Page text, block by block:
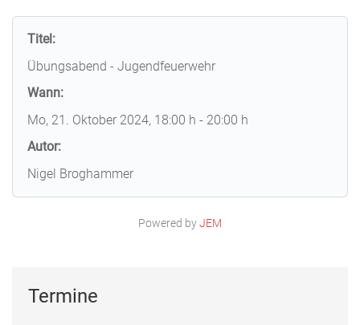
Titel:
Übungsabend - Jugendfeuerwehr
Wann:
Mo, 21. Oktober 2024, 18:00 h - 20:00 h
Autor:
Nigel Broghammer
Powered byJEM
Termine